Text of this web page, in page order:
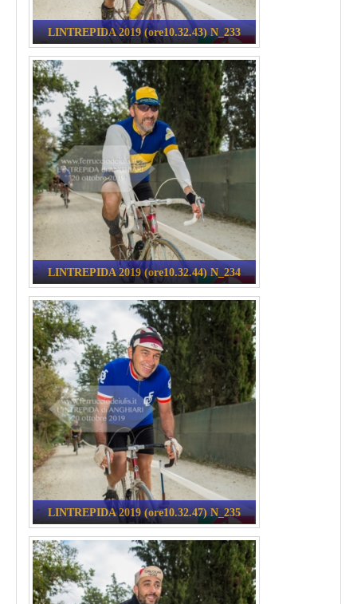
LINTREPIDA 2019 (ore10.32.43) N_233
LINTREPIDA 2019 (ore10.32.44) N_234
LINTREPIDA 2019 (ore10.32.47) N_235